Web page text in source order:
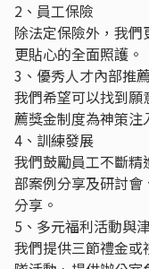
2、員工保險
除法定保險外，我
更貼心的全面照護。
3、優秀人才內部推
我們希望可以找到
薦獎金制度為神策注
4、訓練發展
我們鼓勵員工不斷
部案例分享及研討
分享。
5、多元福利活動與
我們提供三節禮金